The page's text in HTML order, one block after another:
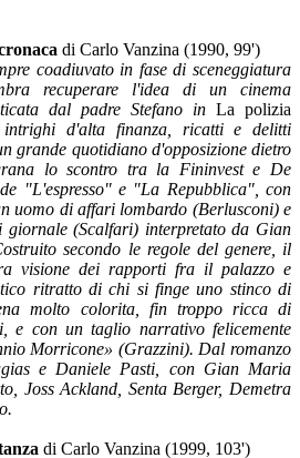
di Carlo Vanzina (1990, 99')
coadiuvato in fase di sceneggiatura
recuperare l'idea di un cinema
dal padre Stefano in La polizia
intrighi d'alta finanza, ricatti e delitti
grande quotidiano d'opposizione dietro
lo scontro tra la Fininvest e De
"L'espresso" e "La Repubblica", con
uomo di affari lombardo (Berlusconi) e
giornale (Scalfari) interpretato da Gian
secondo le regole del genere, il
visione dei rapporti fra il palazzo e
ritratto di chi si finge uno stinco di
molto colorita, fin troppo ricca di
e con un taglio narrativo felicemente
Morricone» (Grazzini). Dal romanzo
e Daniele Pasti, con Gian Maria
Joss Ackland, Senta Berger, Demetra
di Carlo Vanzina (1999, 103')